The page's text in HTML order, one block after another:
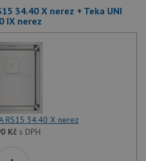
34.40 X nerez + Teka UNI
IX nerez
RS15 34.40 X nerez
Kčs DPH